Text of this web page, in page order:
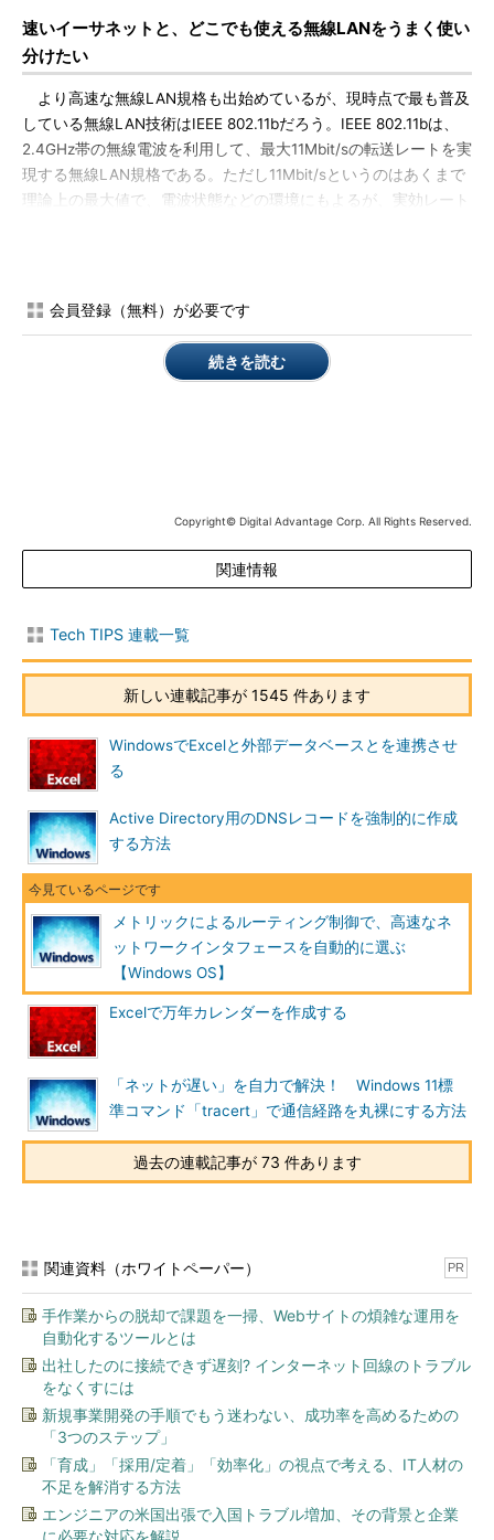
速いイーサネットと、どこでも使える無線LANをうまく使い
分けたい
より高速な無線LAN規格も出始めているが、現時点で最も普及
している無線LAN技術はIEEE 802.11bだろう。IEEE 802.11bは、
2.4GHz帯の無線電波を利用して、最大11Mbit/sの転送レートを実
現する無線LAN規格である。ただし11Mbit/sというのはあくまで
理論上の最大値で、電波状態などの環境にもよるが、実効レート
る。このため人によっては、会議などの移動時だけでなく、自分
スはすぐに数百Mbytes級のサイズになってしまう。これを遅い
無線LANでバックアップするのは厄介だ。
タをバックアップするなどの場合だけ、これにケーブルをつない
ップが完了したら、ケーブルを抜いて、無線LANを使用するいつ
もの状態に戻る。
ところでこの際でも、無線LANインタフェースは有効なまま
（接続状態のまま）で操作できると非常に便利である。つまり、
は無線LANを使い、ケーブルを接続すると自動的に100BASE-TX
側を（優先して）使い、再度ケーブルを抜くと自動的に無線LAN
を使うようになるということだ。2つのインタフェースが利用可
能な場合には、高速な方を優先して使わせたいということであ
る。
Windows OSのネットワークインタフェースの「メトリッ
ク」とは
Windowsでは、ネットワークインタフェースのメトリック値を
ここでいうメトリック（metric＝「距離」とか「計量 」の意
味）とは、ネットワークインタフェースのルート（経路）に割り
当てられる値で、そのルートを使用する場合の「
ことを意味している。
実際にはTCP/IPのプロトコルスタックは、ルーティングテー
ブル上に利用可能なルートが複数存在する場合には、このメトリ
ックの小さなルート（インタフェース）を優先的に使用するよう
になっている。ルーティングとメトリックの関係などについては
Tech TIPS「ルーティングテーブルを操作する」などを参照して
いただきたい。
つまり今回のような場合、100BASE-TXインタフェースに対し
て、無線LANインタフェースよりも小さいメトリック値が割り当
会員登録（無料）が必要です
続きを読む
Copyright© Digital Advantage Corp. All Rights Reserved.
関連情報
Tech TIPS 連載一覧
新しい連載記事が 1545 件あります
WindowsでExcelと外部データベースとを連携させ
る
Active Directory用のDNSレコードを強制的に作成
する方法
メトリックによるルーティング制御で、高速なネ
ットワークインタフェースを自動的に選ぶ
【Windows OS】
Excelで万年カレンダーを作成する
「ネットが遅い」を自力で解決！ Windows 11標
準コマンド「tracert」で通信経路を丸裸にする方法
過去の連載記事が 73 件あります
関連資料（ホワイトペーパー） PR
手作業からの脱却で課題を一掃、Webサイトの煩雑な運用を
自動化するツールとは
出社したのに接続できず遅刻? インターネット回線のトラブル
をなくすには
新規事業開発の手順でもう迷わない、成功率を高めるための
「3つのステップ」
「育成」「採用/定着」「効率化」の視点で考える、IT人材の
不足を解消する方法
エンジニアの米国出張で入国トラブル増加、その背景と企業
に必要な対応を解説